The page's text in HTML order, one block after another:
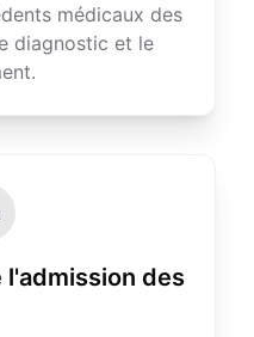
médicaux des
diagnostic et le
l'admission des